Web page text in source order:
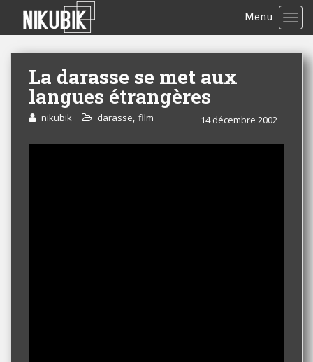
Menu
La darasse se met aux
langues étrangères
14 décembre 2002
nikubik darasse, film